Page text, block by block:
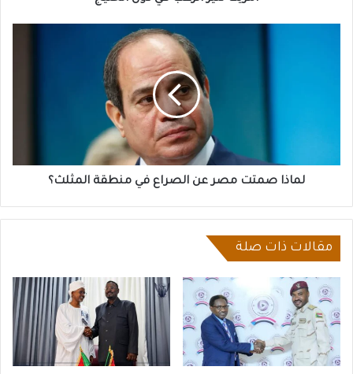
لماذا صمتت مصر عن الصراع في منطقة المثلث؟
مقالات ذات صلة